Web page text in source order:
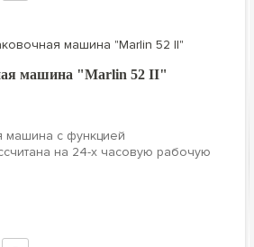
машина "Marlin 52 II"
машина с функцией
на 24-х часовую рабочую